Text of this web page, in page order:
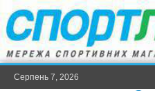
Серпень 7, 2026